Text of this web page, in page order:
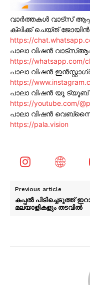
വാർത്തകൾ വാട്സ്
ക്ലിക്ക് ചെയ്ത്
https://
പാലാ വിഷൻ
https://whatsapp.com/
പാലാ വിഷൻ
https://
പാലാ വിഷൻ യൂ
https://youtube.com/
പാലാ വിഷൻ
https://pala.vision
Previous article
കപ്പൽ പിടിച്ചെടുത്ത്
മലയാളികളും തടവിൽ